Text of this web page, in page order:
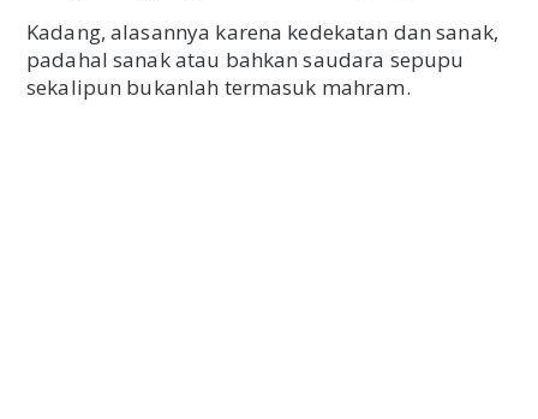
Kadang, alasannya karena kedekatan dan sanak,
padahal sanak atau bahkan saudara sepupu
sekalipun bukanlah termasuk mahram.